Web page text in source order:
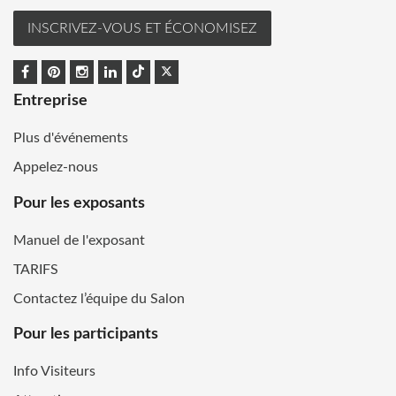
INSCRIVEZ-VOUS ET ÉCONOMISEZ
Entreprise
Plus d'événements
Appelez-nous
Pour les exposants
Manuel de l'exposant
TARIFS
Contactez l’équipe du Salon
Pour les participants
Info Visiteurs